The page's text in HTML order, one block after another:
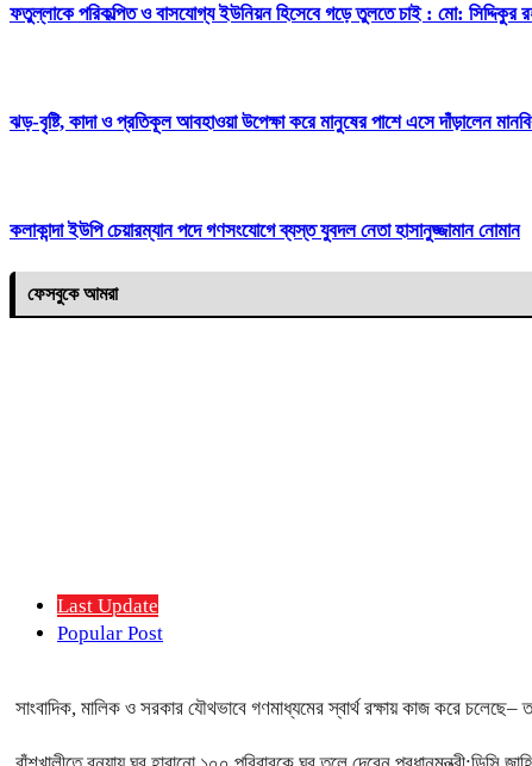
ফতুল্লাকে পরিকল্পিত ও বাসযোগ্য ইউনিয়ন হিসেবে গড়ে তুলতে চাই : মো: সিদ্দিকুর
ঝড়-বৃষ্টি, কাদা ও প্রতিকূল আবহাওয়া উপেক্ষা করে মানুষের পাশে এসে দাঁড়ালেন
কলাকান্দা ইউপি চেয়ারম্যান পদে গণসংযোগে ব্যস্ত যুবদল নেতা হাসানুজ্জামান নোমান
ফেসবুকে আমরা
Last Update
Popular Post
সাংবাদিক, মালিক ও সরকার যৌথভাবে গণমাধ্যমের স্বার্থ রক্ষায় কাজ করে চলেছে–